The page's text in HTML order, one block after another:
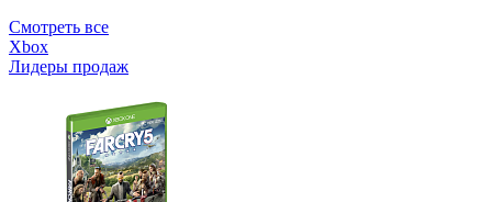
Смотреть все
Xbox
Лидеры продаж